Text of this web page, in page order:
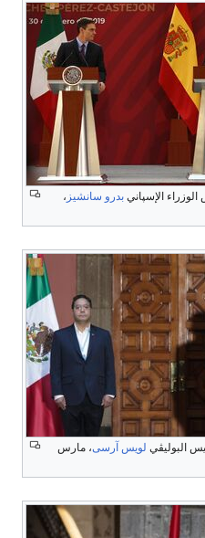
الإسپاني بدرو سانشيز ،
البوليڤي لويس آرسى، مارس